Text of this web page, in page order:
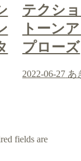
モンカ
／ エア
ールメ
fields are